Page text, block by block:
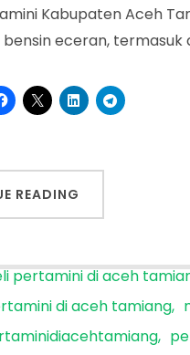
Kabupaten Aceh
eceran,
READING
pertamini di aceh
di aceh tamiang